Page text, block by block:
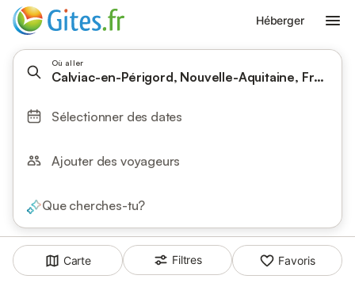
Héberger
Où aller
Calviac-en-Périgord, Nouvelle-Aquitaine, France
Sélectionner des dates
Ajouter des voyageurs
Que cherches-tu?
Carte Filtres Favoris